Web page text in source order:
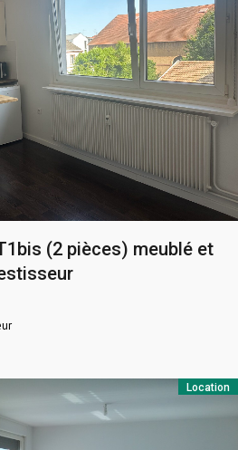
(2 pièces) meublé et
Location